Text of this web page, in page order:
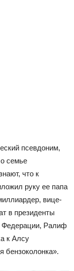
псевдоним,
семье
что к
руку ее папа
вице-
в президенты
Федерации, Ралиф
к Алсу
бензоколонка».